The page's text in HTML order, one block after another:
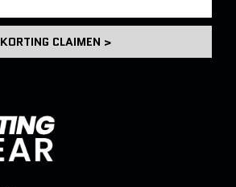
KORTING CLAIMEN >